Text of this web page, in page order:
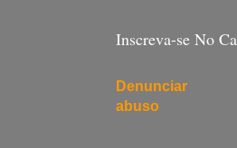
Inscreva-se No
Denunciar
abuso